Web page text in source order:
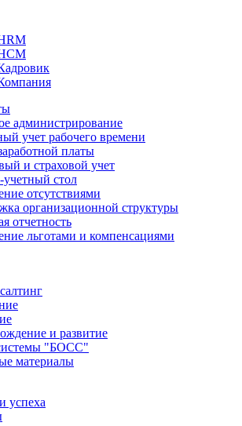
администрирование
учет рабочего времени
платы
и страховой учет
стол
отсутствиями
организационной структуры
отчетность
льготами и компенсациями
и развитие
"БОСС"
материалы
успеха